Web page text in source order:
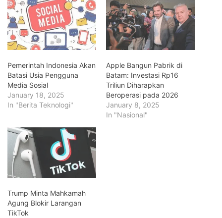
Pemerintah Indonesia Akan
Batasi Usia Pengguna
Media Sosial
January 18, 2025
In "Berita Teknologi"
Apple Bangun Pabrik di
Batam: Investasi Rp16
Triliun Diharapkan
Beroperasi pada 2026
January 8, 2025
In "Nasional"
Trump Minta Mahkamah
Agung Blokir Larangan
TikTok